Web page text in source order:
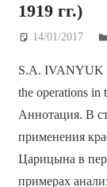
1919 гг.)
14/01/2017
S.A. IVANYUK
the operations in
Аннотация. В
применения
Царицына в
примерах